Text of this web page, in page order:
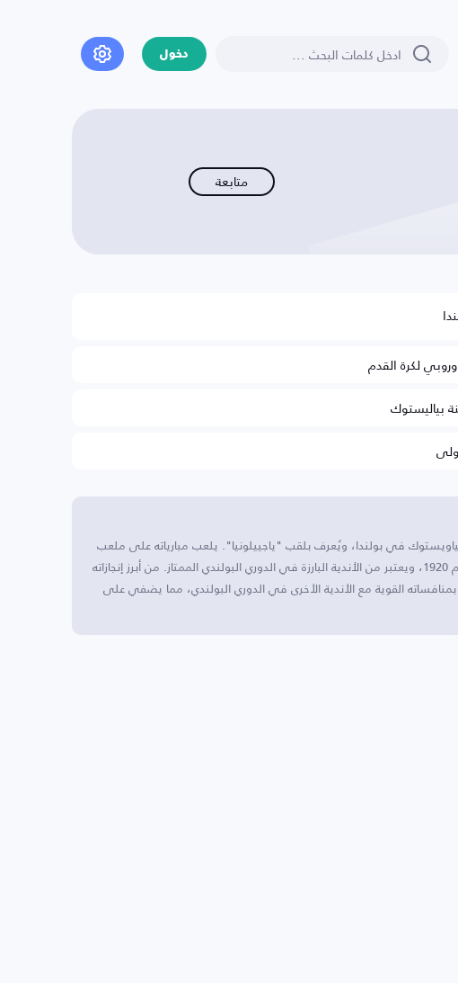
دخول
متابعة
لكرة القدم
بياليستوك
في بولندا، ويُعرف بلقب "ياجييلونيا". يلعب مبارياته على ملعب
بيالستوك سيتي ستاديوم. تأسس النادي عام 1920، ويعتبر من الأندية البارزة في الدوري البولندي الممتاز. من أبرز إنجازاته
القوية مع الأندية الأخرى في الدوري البولندي، مما يضفي على